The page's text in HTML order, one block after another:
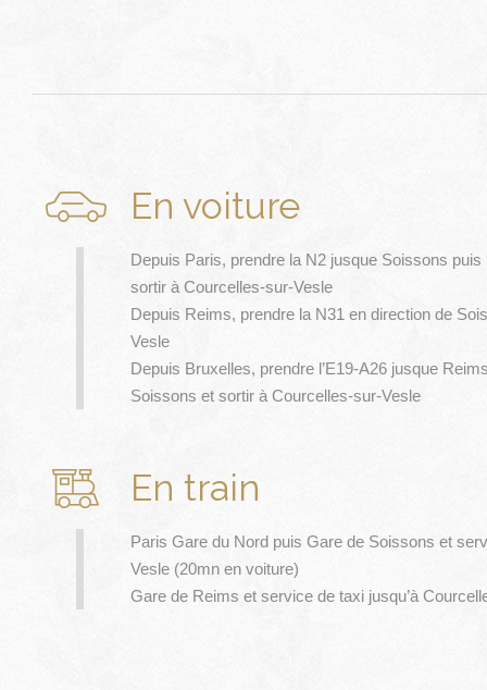
En voiture
Depuis Paris, prendre la N2 jusque Soissons
sortir à Courcelles-sur-Vesle
Depuis Reims, prendre la N31 en direction de
Vesle
Depuis Bruxelles, prendre l’E19-A26 jusque
Soissons et sortir à Courcelles-sur-Vesle
En train
Paris Gare du Nord puis Gare de Soissons et
Vesle (20mn en voiture)
Gare de Reims et service de taxi jusqu’à